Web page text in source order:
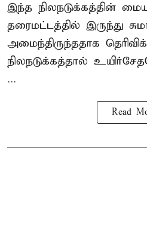
இந்த நிலநடுக்கத்தின்
தரைமட்டத்தில் இருந்து
அமைந்திருந்ததாக
நிலநடுக்கத்தால்
...
Read